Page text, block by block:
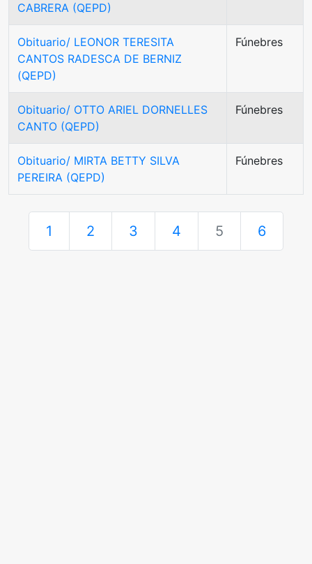
CABRERA (QEPD)
Obituario/ LEONOR TERESITA
CANTOS RADESCA DE BERNIZ
(QEPD)
Fúnebres
Obituario/ OTTO ARIEL DORNELLES
CANTO (QEPD)
Fúnebres
Obituario/ MIRTA BETTY SILVA
PEREIRA (QEPD)
Fúnebres
1 2 3 4 5 6